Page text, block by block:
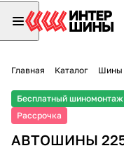
Главная Каталог Шины
Бесплатный шиномонтаж
Рассрочка
АВТОШИНЫ